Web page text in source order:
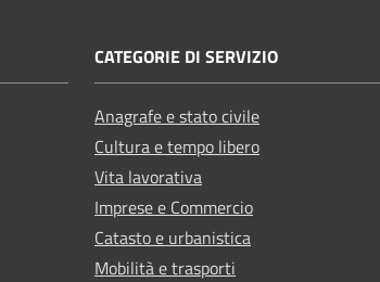
CATEGORIE DI SERVIZIO
Anagrafe e stato civile
Cultura e tempo libero
Vita lavorativa
Imprese e Commercio
Catasto e urbanistica
Mobilità e trasporti